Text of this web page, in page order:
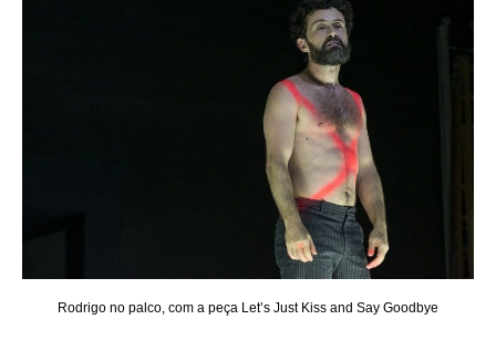
Rodrigo no palco, com a peça Let’s Just Kiss and Say Goodbye